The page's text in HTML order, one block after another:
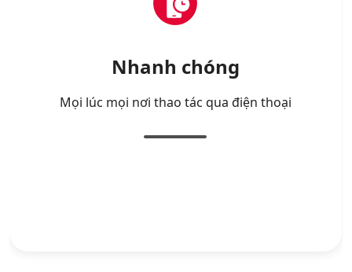
Nhanh chóng
Mọi lúc mọi nơi thao tác qua điện thoại